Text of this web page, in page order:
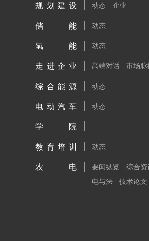
规划建设 动态 企业
储能 动态
氢能 动态
走进企业 高端对话 市场脉
综合能源 动态
电动汽车 动态
学院
教育培训 动态
农电 要闻纵览 综合资
电与法
技术论文